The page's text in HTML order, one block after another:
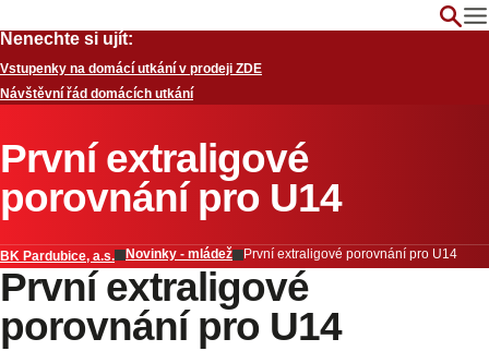
Nenechte si ujít:
Vstupenky na domácí utkání v prodeji ZDE
Návštěvní řád domácích utkání
První extraligové
porovnání pro U14
BK Pardubice, a.s. Novinky - mládež První extraligové porovnání pro U14
První extraligové
porovnání pro U14